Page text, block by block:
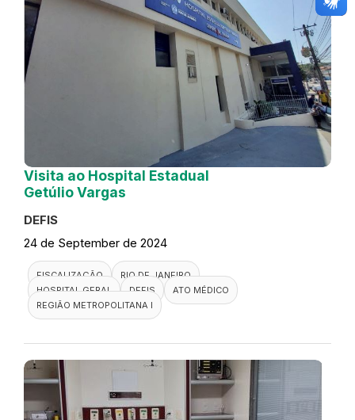
Visita ao Hospital Estadual
Getúlio Vargas
DEFIS
24 de September de 2024
FISCALIZAÇÃO
RIO DE JANEIRO
HOSPITAL GERAL
DEFIS
ATO MÉDICO
REGIÃO METROPOLITANA I